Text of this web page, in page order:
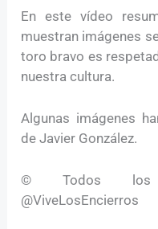
En este vídeo
muestran imágenes
toro bravo es
nuestra cultura.
Algunas imágenes
de Javier González.
© Todos los
@ViveLosEncierros